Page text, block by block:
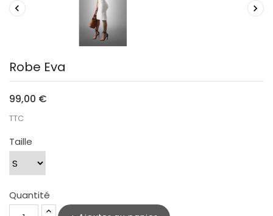
 
Robe Eva
99,00 €
TTC
Taille
Quantité